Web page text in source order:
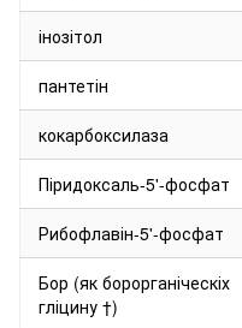
інозітол
пантетін
кокарбоксилаза
Піридоксаль-5'-фосфат
Рибофлавін-5'-фосфат
Бор (як борорганіческіх
гліцину †)